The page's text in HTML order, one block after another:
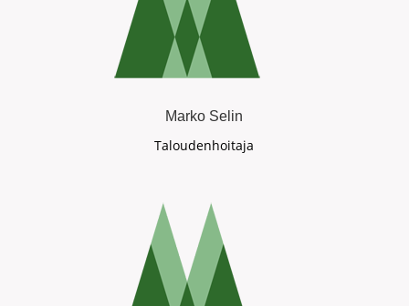
Marko Selin
Taloudenhoitaja